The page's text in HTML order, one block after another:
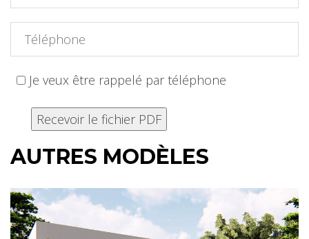
Je veux être rappelé par téléphone
AUTRES MODÈLES